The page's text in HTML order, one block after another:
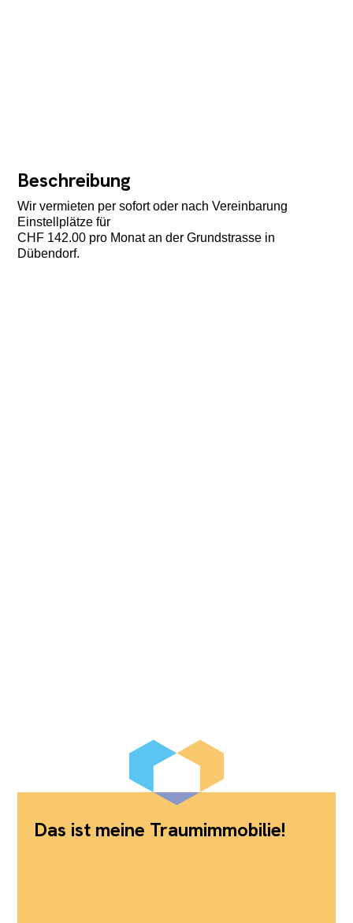
Beschreibung
Wir vermieten per sofort oder nach Vereinbarung
Einstellplätze für
CHF 142.00 pro Monat an der Grundstrasse in
Dübendorf.
Das ist meine Traumimmobilie!